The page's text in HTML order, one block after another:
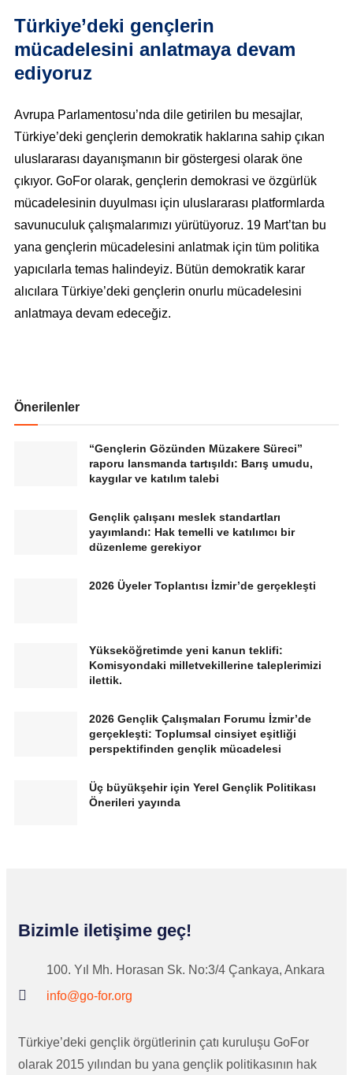
Türkiye’deki gençlerin
mücadelesini anlatmaya devam
ediyoruz
Avrupa Parlamentosu’nda dile getirilen bu mesajlar,
Türkiye’deki gençlerin demokratik haklarına sahip çıkan
uluslararası dayanışmanın bir göstergesi olarak öne
çıkıyor. GoFor olarak, gençlerin demokrasi ve özgürlük
mücadelesinin duyulması için uluslararası platformlarda
savunuculuk çalışmalarımızı yürütüyoruz. 19 Mart’tan bu
yana gençlerin mücadelesini anlatmak için tüm politika
yapıcılarla temas halindeyiz. Bütün demokratik karar
alıcılara Türkiye’deki gençlerin onurlu mücadelesini
anlatmaya devam edeceğiz.
Önerilenler
“Gençlerin Gözünden Müzakere Süreci”
raporu lansmanda tartışıldı: Barış umudu,
kaygılar ve katılım talebi
Gençlik çalışanı meslek standartları
yayımlandı: Hak temelli ve katılımcı bir
düzenleme gerekiyor
2026 Üyeler Toplantısı İzmir’de gerçekleşti
Yükseköğretimde yeni kanun teklifi:
Komisyondaki milletvekillerine taleplerimizi
ilettik.
2026 Gençlik Çalışmaları Forumu İzmir’de
gerçekleşti: Toplumsal cinsiyet eşitliği
perspektifinden gençlik mücadelesi
Üç büyükşehir için Yerel Gençlik Politikası
Önerileri yayında
Bizimle iletişime geç!​
100. Yıl Mh. Horasan Sk. No:3/4 Çankaya, Ankara
info@go-for.org
Türkiye’deki gençlik örgütlerinin çatı kuruluşu GoFor
olarak 2015 yılından bu yana gençlik politikasının hak